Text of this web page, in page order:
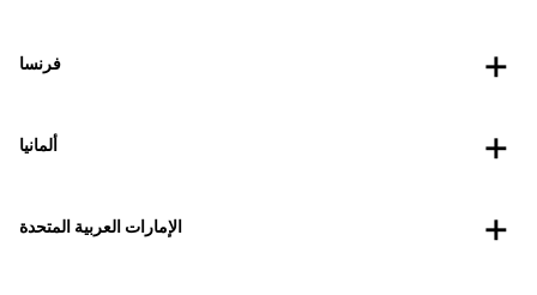
فرنسا
ألمانيا
الإمارات العربية المتحدة